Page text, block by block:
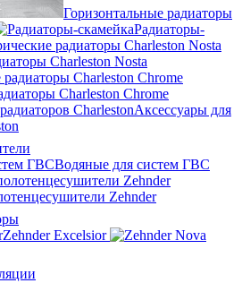
Горизонтальные радиаторы
Радиаторы-
Charleston Nosta
Charleston Chrome
Аксессуары для
Водяные для систем ГВС
Zehnder
Zehnder Excelsior